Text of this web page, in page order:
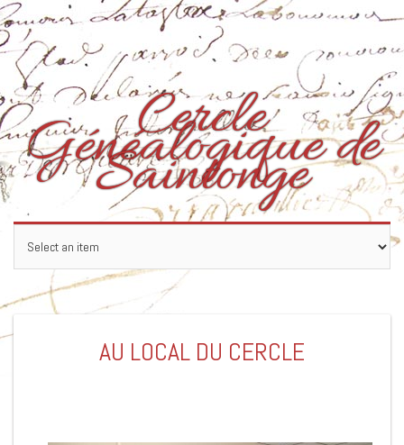
Skip
to
content
Cercle
Généalogique de
Saintonge
AU LOCAL DU CERCLE